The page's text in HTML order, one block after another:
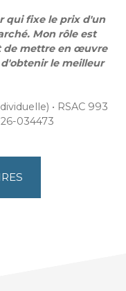
qui fixe le prix d'un
Mon rôle est
de mettre en œuvre
le meilleur
• RSAC 993
26-034473